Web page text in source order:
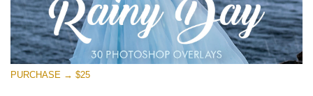
PURCHASE → $25